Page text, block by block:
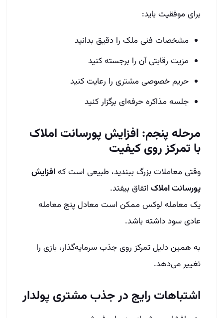
برای موفقیت باید:
مشخصات فنی ملک را دقیق بدانید
مزیت رقابتی آن را برجسته کنید
حریم خصوصی مشتری را رعایت کنید
جلسه مذاکره حرفه‌ای برگزار کنید
مرحله پنجم: افزایش پورسانت املاک
با تمرکز روی کیفیت
وقتی معاملات بزرگ ببندید، طبیعی است کهافزایش
پورسانت املاک اتفاق بیفتد.
یک معامله لوکس ممکن است معادل پنج معامله
عادی سود داشته باشد.
به همین دلیل تمرکز روی جذب سرمایه‌گذار، بازی را
تغییر می‌دهد.
اشتباهات رایج در جذب مشتری پولدار